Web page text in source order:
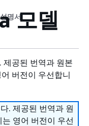
명서모델
제공된 번역과 원본
버전이 우선합니
. 제공된 번역과 원
영어 버전이 우선